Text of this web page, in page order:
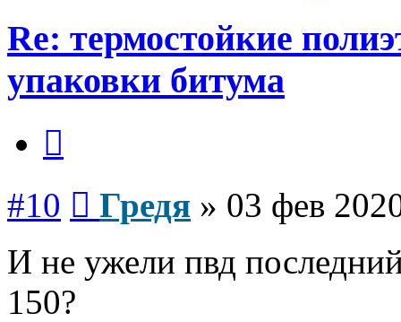
Re: термостойкие
упаковки битума
#10 Гредя » 03 фев
И не ужели пвд
150?